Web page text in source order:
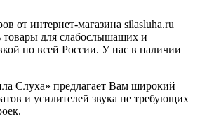
от интернет-магазина silasluha.ru
товары для слабослышащих и
по всей России. У нас в наличии
Слуха» предлагает Вам широкий
и усилителей звука не требующих